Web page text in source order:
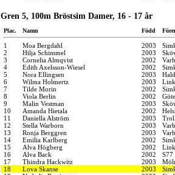
Gren 5, 100m Bröstsim Damer, 16 - 17 år
Plac. Namn Född
1 Moa Bergdahl 2003
2
Hilja Schimmel 2003
3
Cornelia Almqvist 2002
4
Edith Axelsson-Wiesel 2002
5
Nora Ellingsen 2003
6
Wilma Holmertz 2003
7
Tilde Morin 2002
8
Viola Berlin 2002
9
Malin Vestman 2003
10
Amanda Hietala 2002
11
Daniella Alström 2003
12
Stella Warborn 2003
13
Ronja Berggren 2003
14
Emilia Karlberg 2002
15
Alva Högberg 2002
16
Alva Back 2002
S77
17
Thindra Hackwitz 2003
18
Lova Skanse 2003